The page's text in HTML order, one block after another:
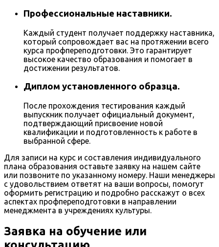
Профессиональные наставники.
Каждый студент получает поддержку наставника,
который сопровождает вас на протяжении всего
курса профпереподготовки. Это гарантирует
высокое качество образования и помогает в
достижении результатов.
Диплом установленного образца.
После прохождения тестирования каждый
выпускник получает официальный документ,
подтверждающий присвоение новой
квалификации и подготовленность к работе в
выбранной сфере.
Для записи на курс и составления индивидуального
плана образования оставьте заявку на нашем сайте
или позвоните по указанному номеру. Наши менеджеры
с удовольствием ответят на ваши вопросы, помогут
оформить регистрацию и подробно расскажут о всех
аспектах профпереподготовки в направлении
менеджмента в учреждениях культуры.
Заявка на обучение или